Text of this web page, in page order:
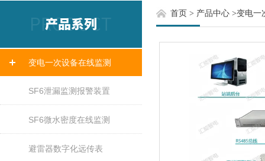
变电一次设备在线监测
SF6泄漏监测报警装置
SF6微水密度在线监测
避雷器数字化远传表
首页 > 产品中心 >变电一